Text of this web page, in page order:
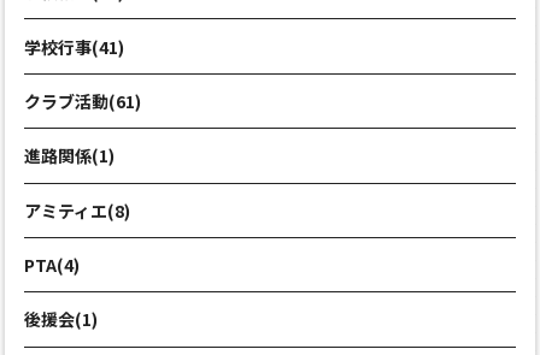
学校行事(41)
クラブ活動(61)
進路関係(1)
アミティエ(8)
PTA(4)
後援会(1)